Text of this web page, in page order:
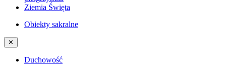
Ziemia Święta
Obiekty sakralne
✕
Duchowość